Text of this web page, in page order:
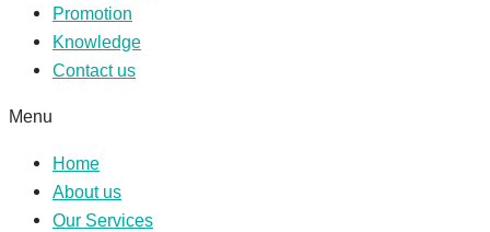
Promotion
Knowledge
Contact us
Menu
Home
About us
Our Services